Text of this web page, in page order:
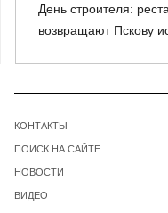
День строителя:
возвращают Пскову
КОНТАКТЫ
ПОИСК НА САЙТЕ
НОВОСТИ
ВИДЕО